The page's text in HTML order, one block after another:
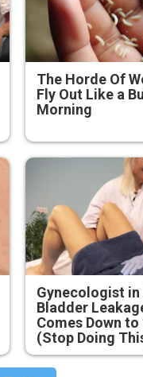
The Horde Of
Fly Out Like a
Morning
Gynecologist in
Bladder
Comes Down to
(Stop Doing